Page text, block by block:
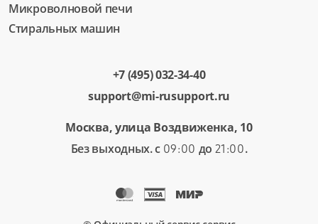
Микроволновой печи
Стиральных машин
+7 (495) 032-34-40
support@mi-rusupport.ru
Москва, улица Воздвиженка, 10
Без выходных. с 09:00 до 21:00.